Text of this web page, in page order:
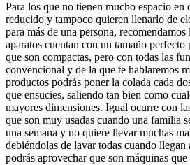
Para los que no tienen mucho espacio en
reducido y tampoco quieren llenarlo de
para más de una persona, recomendamos
aparatos cuentan con un tamaño perfecto
que son compactas, pero con todas las
convencional y de la que te hablaremos
productos podrás poner la colada cada
que ensucies, saliendo tan bien como
mayores dimensiones. Igual ocurre con
que son muy usadas cuando una familia
una semana y no quiere llevar muchas
debiéndolas de lavar todas cuando llegan
podrás aprovechar que son máquinas